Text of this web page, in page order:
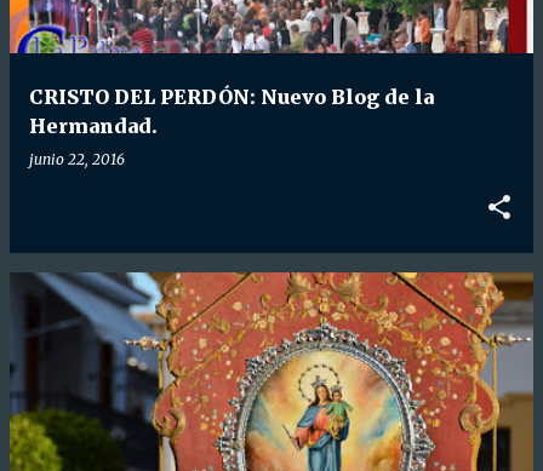
CRISTO DEL PERDÓN: Nuevo Blog de la
Hermandad.
junio 22, 2016